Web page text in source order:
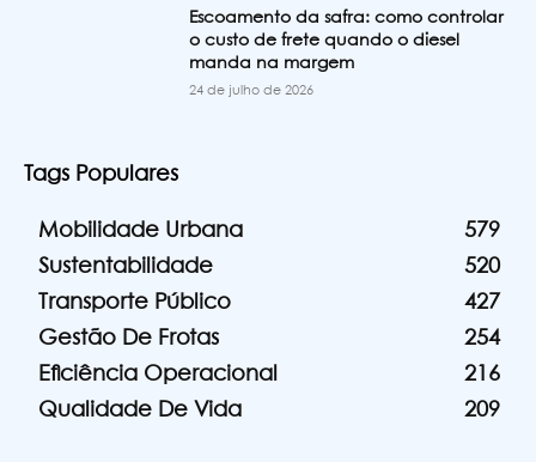
Escoamento da safra: como controlar
o custo de frete quando o diesel
manda na margem
24 de julho de 2026
Tags Populares
Mobilidade Urbana
579
Sustentabilidade
520
Transporte Público
427
Gestão De Frotas
254
Eficiência Operacional
216
Qualidade De Vida
209